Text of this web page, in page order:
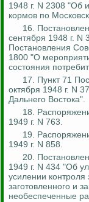
1948 г. N 2308 "Об
кормов по
16.
сентября 1948 г.
Постановления
1800 "О
состояния
17. Пункт 71
октября 1948 г. N
Дальнего Востока".
18.
1949 г. N 763.
19.
1949 г. N 858.
20.
1949 г. N 434 "Об
усилении контроля
заготовленного и
необеспеченные